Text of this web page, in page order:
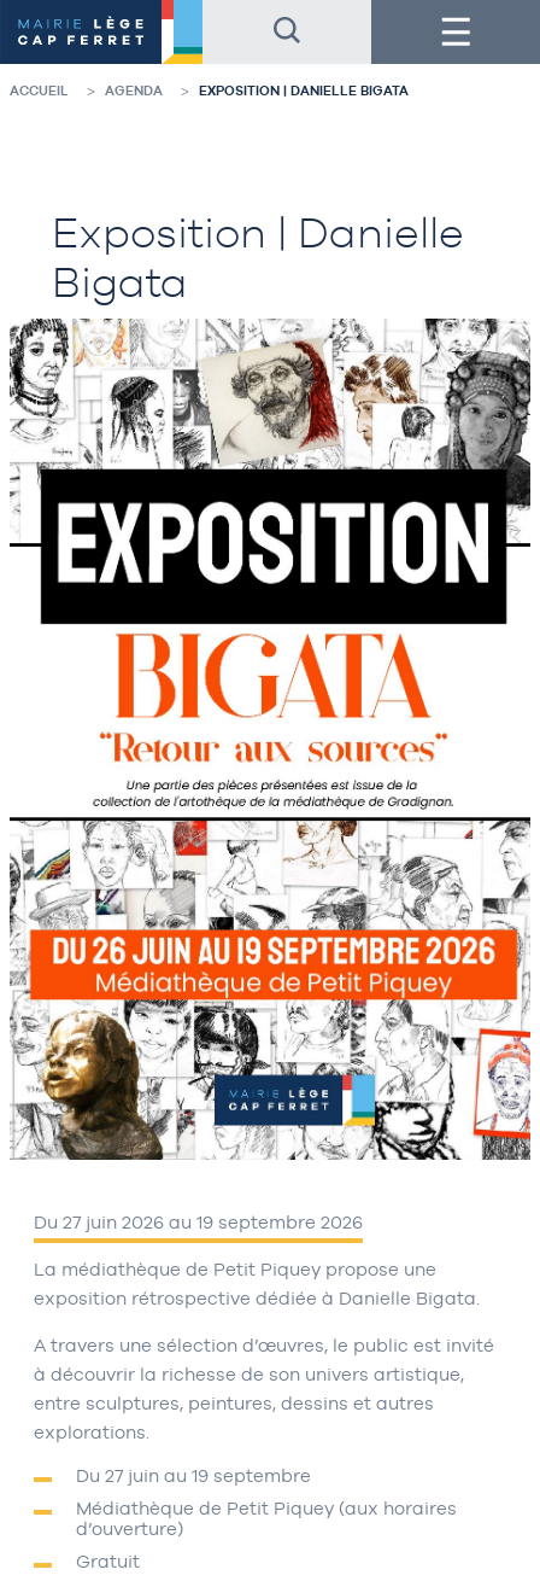
au
contenu
de
la
au
pied
de
page
Menu
ACCUEIL AGENDA EXPOSITION | DANIELLE BIGATA
Exposition | Danielle
Bigata
Du 27 juin 2026 au 19 septembre 2026
La médiathèque de Petit Piquey propose une
exposition rétrospective dédiée à Danielle Bigata.
A travers une sélection d’œuvres, le public est invité
à découvrir la richesse de son univers artistique,
entre sculptures, peintures, dessins et autres
explorations.
Du 27 juin au 19 septembre
Médiathèque de Petit Piquey (aux horaires
d’ouverture)
Gratuit